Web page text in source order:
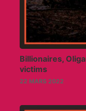
Billionaires,
victims
22 MARS 2022